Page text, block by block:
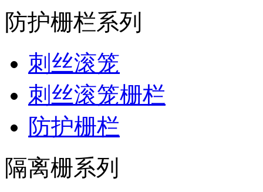
防护栅栏系列
刺丝滚笼
刺丝滚笼栅栏
防护栅栏
隔离栅系列